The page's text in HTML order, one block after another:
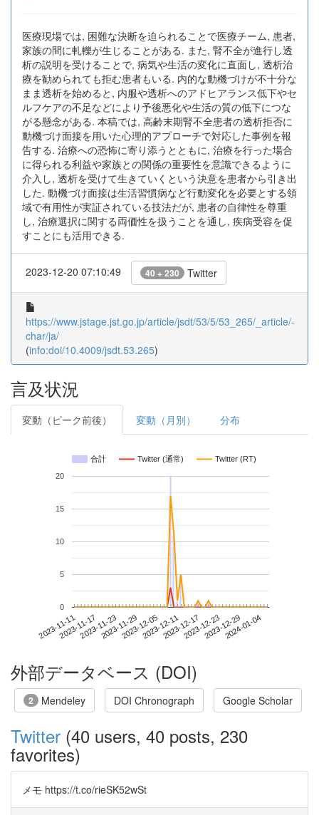
医療現場では, 困難な決断を迫られることで医療チーム, 患者,
家族の間に軋轢が生じることがある. また, 腎不全が進行し透
析の説明を受けることで, 病気や生活の変化に直面し, 透析治
療を勧められても拒む患者もいる. 内的な動機づけが不十分な
まま透析を始めると, 内服や透析へのアドヒアランス低下やセ
ルフケアの不足などにより予後悪化や生活の質の低下につな
がる懸念がある. 本稿では, 高齢末期腎不全患者の透析拒否に
動機づけ面接を用いた心理的アプローチで対応した事例を報
告する. 治療への恐怖に寄り添うとともに, 治療を行った場合
に得られる利益や家族との関係の重要性を意識できるように
介入し, 透析を受けて生きていくという決意を患者から引き出
した. 動機づけ面接は生活習慣病など行動変化を必要とする領
域で有用性が実証されている技法だが, 患者の自律性を尊重
し, 治療選択に関する両価性を扱うことを通し, 疾病受容を促
すことにも活用できる.
2023-12-20 07:10:49 40 + 230 Twitter
https://www.jstage.jst.go.jp/article/jsdt/53/5/53_265/_article/-
char/ja/
(info:doi/10.4009/jsdt.53.265)
言及状況
変動（ピーク前後） 変動（月別） 分布
合計 Twitter (通常) Twitter (RT)
2023-11-112023-11-172023-11-232023-11-292023-12-052023-12-112023-12-172023-12-232023-12-292024-01-04
0
5
10
15
20
外部データベース (DOI)
2 Mendeley DOI Chronograph Google Scholar
Twitter (40 users, 40 posts, 230
favorites)
メモ https://t.co/rieSK52wSt